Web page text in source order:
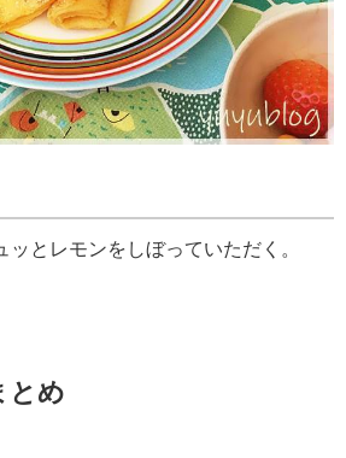
ッとレモンをしぼっていただく。
とめ